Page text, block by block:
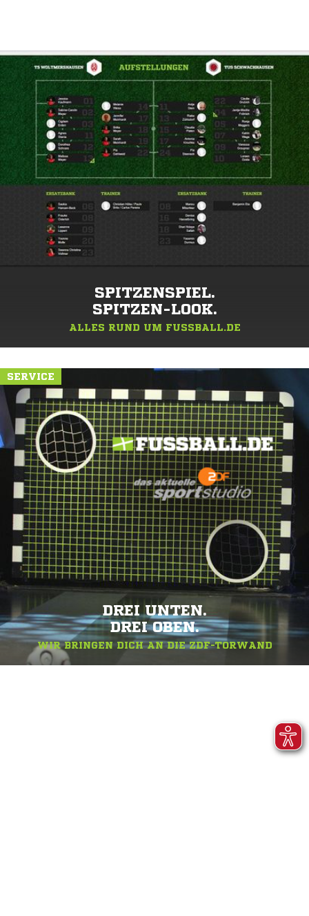
SPITZENSPIEL.
SPITZEN-LOOK.
ALLES RUND UM FUSSBALL.DE
SERVICE
DREI UNTEN.
DREI OBEN.
WIR BRINGEN DICH AN DIE ZDF-TORWAND